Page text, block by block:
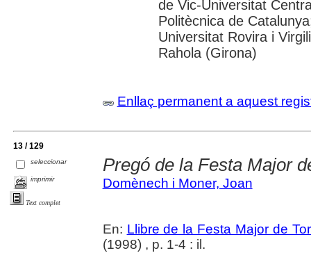
de Vic-Universitat
Politècnica de
Universitat Rovira i
Rahola (Girona)
Enllaç permanent a aquest
13 / 129
seleccionar
imprimir
Text complet
Pregó de la Festa Major
Domènech i Moner, Joan
En: Llibre de la Festa Major de
(1998) , p. 1-4 : il.